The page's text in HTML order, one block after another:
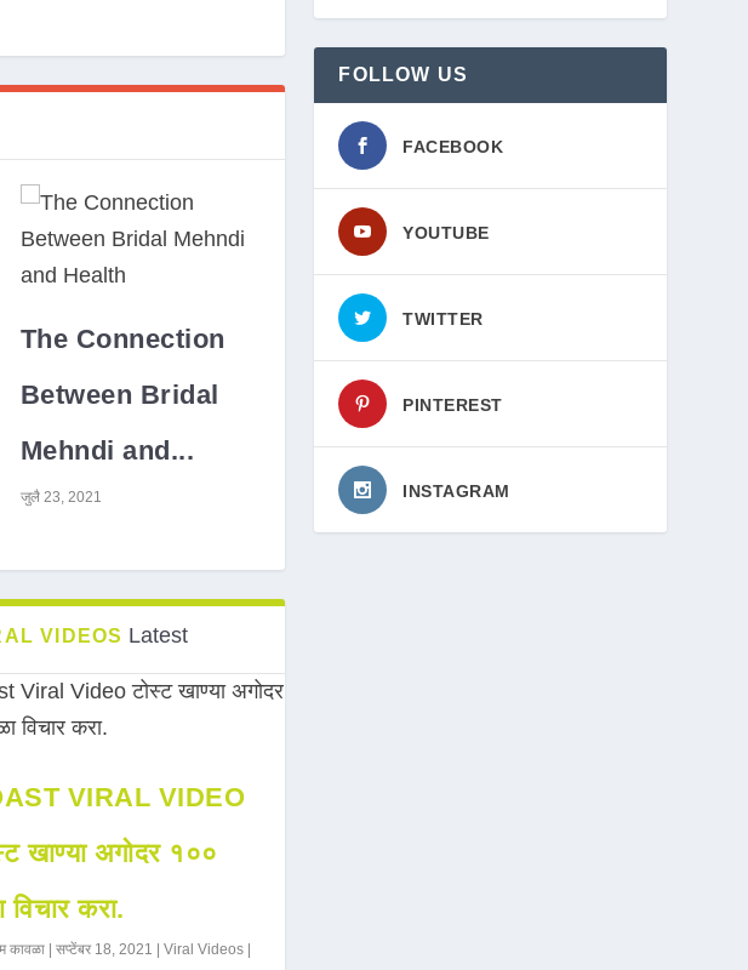
The Connection
Between Bridal
Mehndi and...
जुलै 23, 2021
VIDEOS Latest
VIRAL VIDEO
खाण्या अगोदर १००
विचार करा.
कावळा| सप्टेंबर 18, 2021 Viral Videos|
FOLLOW US
FACEBOOK
YOUTUBE
TWITTER
PINTEREST
INSTAGRAM